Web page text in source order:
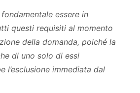
essere in
questi requisiti al momento
della domanda, poiché la
di uno solo di essi
l’esclusione immediata dal